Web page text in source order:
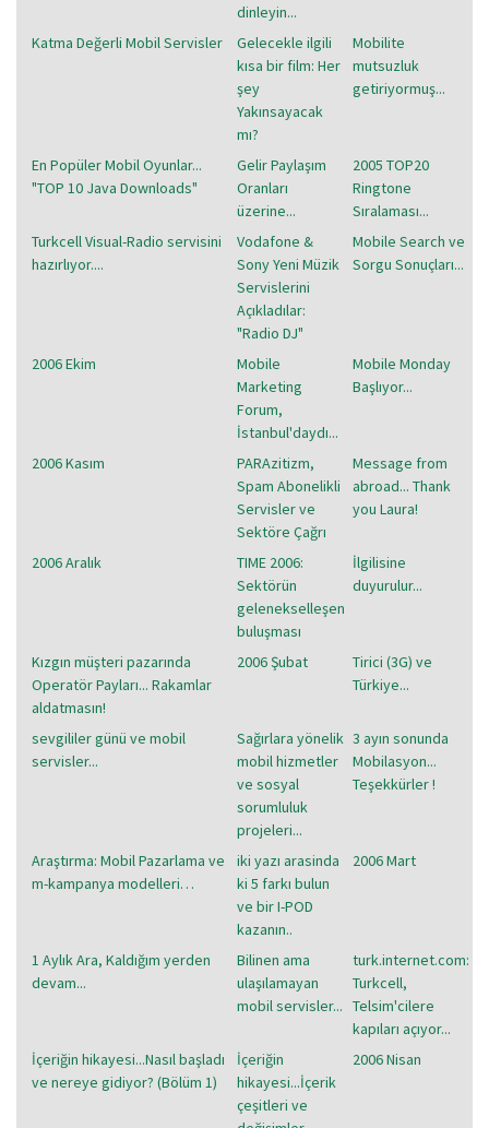
dinleyin...
Katma Değerli Mobil Servisler
Gelecekle ilgili
kısa bir film: Her
şey
Yakınsayacak
mı?
Mobilite
mutsuzluk
getiriyormuş...
En Popüler Mobil Oyunlar...
"TOP 10 Java Downloads"
Gelir Paylaşım
Oranları
üzerine...
2005 TOP20
Ringtone
Sıralaması...
Turkcell Visual-Radio servisini
hazırlıyor....
Vodafone &
Sony Yeni Müzik
Servislerini
Açıkladılar:
"Radio DJ"
Mobile Search ve
Sorgu Sonuçları...
2006 Ekim
Mobile
Marketing
Forum,
İstanbul'daydı...
Mobile Monday
Başlıyor...
2006 Kasım
PARAzitizm,
Spam Abonelikli
Servisler ve
Sektöre Çağrı
Message from
abroad... Thank
you Laura!
2006 Aralık
TIME 2006:
Sektörün
gelenekselleşen
buluşması
İlgilisine
duyurulur...
Kızgın müşteri pazarında
Operatör Payları... Rakamlar
aldatmasın!
2006 Şubat
Tirici (3G) ve
Türkiye...
sevgililer günü ve mobil
servisler...
Sağırlara yönelik
mobil hizmetler
ve sosyal
sorumluluk
projeleri...
3 ayın sonunda
Mobilasyon...
Teşekkürler !
Araştırma: Mobil Pazarlama ve
m-kampanya modelleri…
iki yazı arasinda
ki 5 farkı bulun
ve bir I-POD
kazanın..
2006 Mart
1 Aylık Ara, Kaldığım yerden
devam...
Bilinen ama
ulaşılamayan
mobil servisler...
turk.internet.com:
Turkcell,
Telsim'cilere
kapıları açıyor...
İçeriğin hikayesi...Nasıl başladı
ve nereye gidiyor? (Bölüm 1)
İçeriğin
hikayesi...İçerik
çeşitleri ve
2006 Nisan